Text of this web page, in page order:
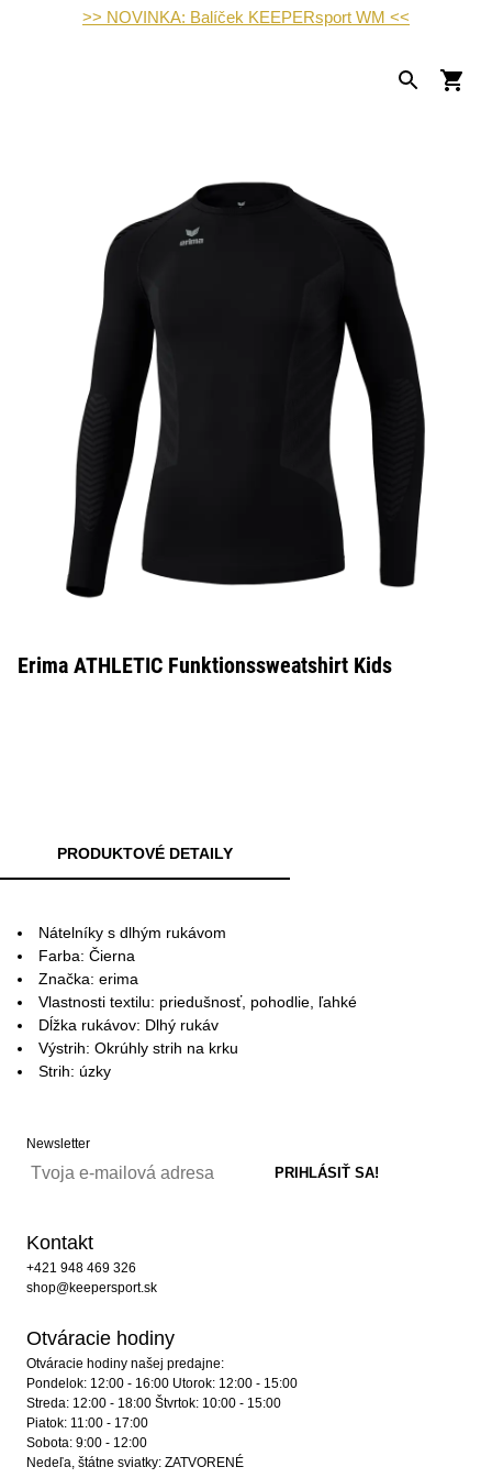
>> NOVINKA: Balíček KEEPERsport WM <<
Erima ATHLETIC Funktionssweatshirt Kids
PRODUKTOVÉ DETAILY
Nátelníky s dlhým rukávom
Farba: Čierna
Značka: erima
Vlastnosti textilu: priedušnosť, pohodlie, ľahké
Dĺžka rukávov: Dlhý rukáv
Výstrih: Okrúhly strih na krku
Strih: úzky
Newsletter
Kontakt
+421 948 469 326
shop@keepersport.sk
Otváracie hodiny
Otváracie hodiny našej predajne:
Pondelok: 12:00 - 16:00 Utorok: 12:00 - 15:00
Streda: 12:00 - 18:00 Štvrtok: 10:00 - 15:00
Piatok: 11:00 - 17:00
Sobota: 9:00 - 12:00
Nedeľa, štátne sviatky: ZATVORENÉ